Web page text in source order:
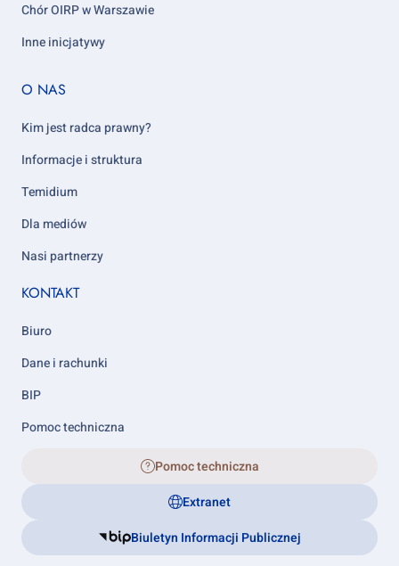
Chór OIRP w Warszawie
Inne inicjatywy
Footer
5
O NAS
Kim jest radca prawny?
Informacje i struktura
Temidium
Dla mediów
Nasi partnerzy
KONTAKT
Biuro
Dane i rachunki
BIP
Pomoc techniczna
Pomoc techniczna
Extranet
Biuletyn Informacji Publicznej